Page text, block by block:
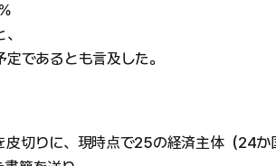
であるとも言及した。
切りに、現時点で25の経済主体（24か